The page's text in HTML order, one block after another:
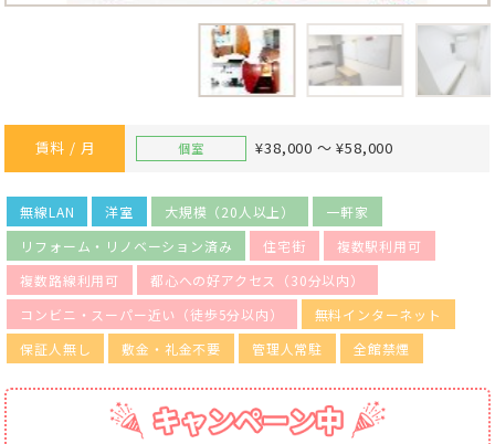
賃料 / 月 個室 ¥38,000 ～ ¥58,000
無線LAN 洋室 大規模（20人以上）
一軒家
リフォーム・リノベーション済み
住宅街
複数駅利用可
複数路線利用可
都心への好アクセス（30分以内）
コンビニ・スーパー近い（徒歩5分以内）
無料インターネット
保証人無し
敷金・礼金不要 管理人常駐 全館禁煙